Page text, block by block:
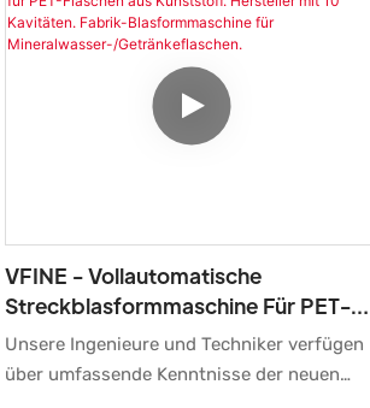
Kunststoff-PET-Wasservorformflaschen mit
automatischer Dehnung spielen. 4-6-
Kavitäten-Formmaschinen zum Verkauf,
vollservoautomatische Fabrik. In Bereichen
wie Blasformmaschinen wird das Produkt
VFINE - Vollautomatische
Streckblasformmaschine Für PET-
Flaschen Aus Kunststoff. Hersteller
Mit 10 Kavitäten. Fabrik-
Unsere Ingenieure und Techniker verfügen
über umfassende Kenntnisse der neuen